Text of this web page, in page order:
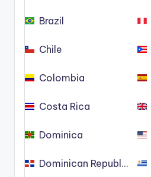
Brazil
Chile
Colombia
Costa Rica
Dominica
Dominican Republic